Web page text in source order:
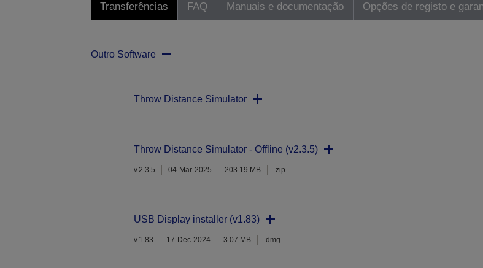
Transferências FAQ Manuais e documentação Opções de registo e
Outro Software
Throw Distance Simulator
Throw Distance Simulator - Offline (v2.3.5)
v.2.3.5 04-Mar-2025 203.19 MB .zip
USB Display installer (v1.83)
v.1.83 17-Dec-2024 3.07 MB .dmg